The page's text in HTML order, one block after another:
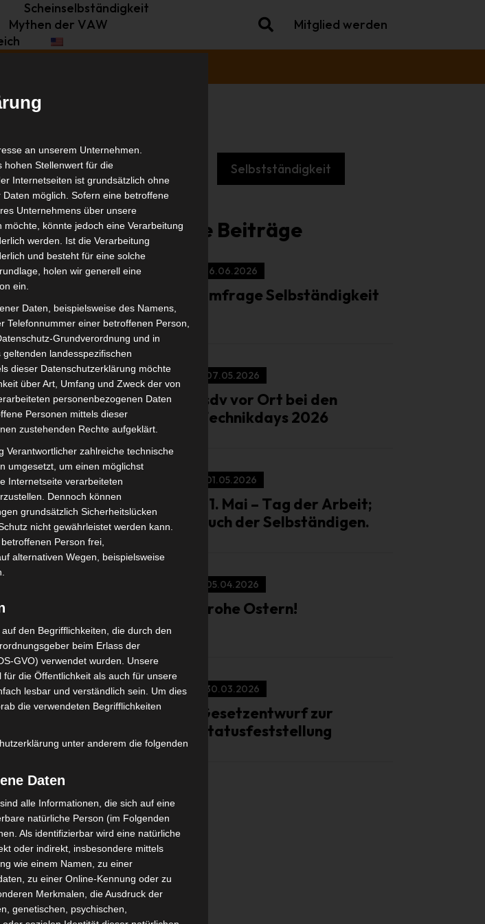
Scheinselbständigkeit
Mythen der VAW
Mitglied werden
in-
Selbstständigkeit
Ähnliche Beiträge
16.06.2026
Umfrage Selbständigkeit
07.05.2026
isdv vor Ort bei den
Technikdays 2026
01.05.2026
01. Mai – Tag der Arbeit;
auch der Selbständigen.
05.04.2026
Frohe Ostern!
30.03.2026
Gesetzentwurf zur
Statusfeststellung
an unserem Unternehmen.
hohen Stellenwert für die
Internetseiten ist grundsätzlich ohne
möglich. Sofern eine betroffene
Unternehmens über unsere
könnte jedoch eine Verarbeitung
werden. Ist die Verarbeitung
und besteht für eine solche
holen wir generell eine
ein.
Daten, beispielsweise des Namens,
Telefonnummer einer betroffenen Person,
Grundverordnung und in
landesspezifischen
dieser Datenschutzerklärung möchte
über Art, Umfang und Zweck der von
personenbezogenen Daten
Personen mittels dieser
zustehenden Rechte aufgeklärt.
Verantwortlicher zahlreiche technische
umgesetzt, um einen möglichst
Internetseite verarbeiteten
Dennoch können
grundsätzlich Sicherheitslücken
nicht gewährleistet werden kann.
Person frei,
alternativen Wegen, beispielsweise
den Begrifflichkeiten, die durch den
beim Erlass der
GVO) verwendet wurden. Unsere
die Öffentlichkeit als auch für unsere
lesbar und verständlich sein. Um dies
die verwendeten Begrifflichkeiten
unter anderem die folgenden
Daten
alle Informationen, die sich auf eine
natürliche Person (im Folgenden
Als identifizierbar wird eine natürliche
oder indirekt, insbesondere mittels
wie einem Namen, zu einer
zu einer Online-Kennung oder zu
Merkmalen, die Ausdruck der
genetischen, psychischen,